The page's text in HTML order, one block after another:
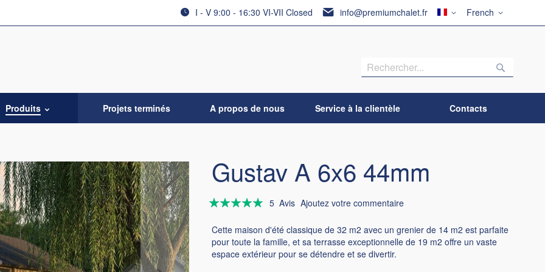
Langue
French
Pays
info@premiumchalet.fr
I - V 9:00 - 16:30 VI-VII Closed
Produits Projets terminés A propos de nous Service à la clientèle Contacts
Gustav A 6x6 44mm
Évaluation:
5 Avis Ajoutez votre commentaire
Cette maison d'été classique de 32 m2 avec un grenier de 14 m2 est parfaite
pour toute la famille, et sa terrasse exceptionnelle de 19 m2 offre un vaste
espace extérieur pour se détendre et se divertir.